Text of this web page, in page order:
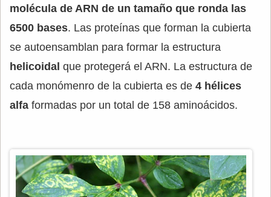
molécula de ARN de un tamaño que ronda las
6500 bases. Las proteínas que forman la cubierta
se autoensamblan para formar la estructura
helicoidal que protegerá el ARN. La estructura de
cada monómenro de la cubierta es de 4 hélices
alfa formadas por un total de 158 aminoácidos.